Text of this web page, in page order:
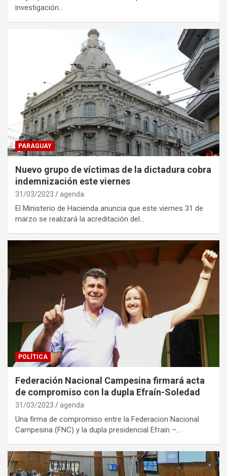
investigación…
PARAGUAY
Nuevo grupo de víctimas de la dictadura cobra
indemnización este viernes
31/03/2023 agenda
El Ministerio de Hacienda anuncia que este viernes 31 de
marzo se realizará la acreditación del…
POLÍTICA
Federación Nacional Campesina firmará acta
de compromiso con la dupla Efraín-Soledad
31/03/2023 agenda
Una firma de compromiso entre la Federacion Nacional
Campesina (FNC) y la dupla presidencial Efrain –…